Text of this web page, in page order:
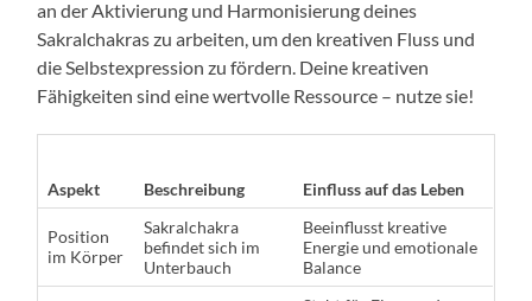
an der Aktivierung und Harmonisierung deines
Sakralchakras zu arbeiten, um den kreativen Fluss und
die Selbstexpression zu fördern. Deine kreativen
Fähigkeiten sind eine wertvolle Ressource – nutze sie!
Aspekt Beschreibung Einfluss auf das Leben
Position
im Körper
Sakralchakra
befindet sich im
Unterbauch
Beeinflusst kreative
Energie und emotionale
Balance